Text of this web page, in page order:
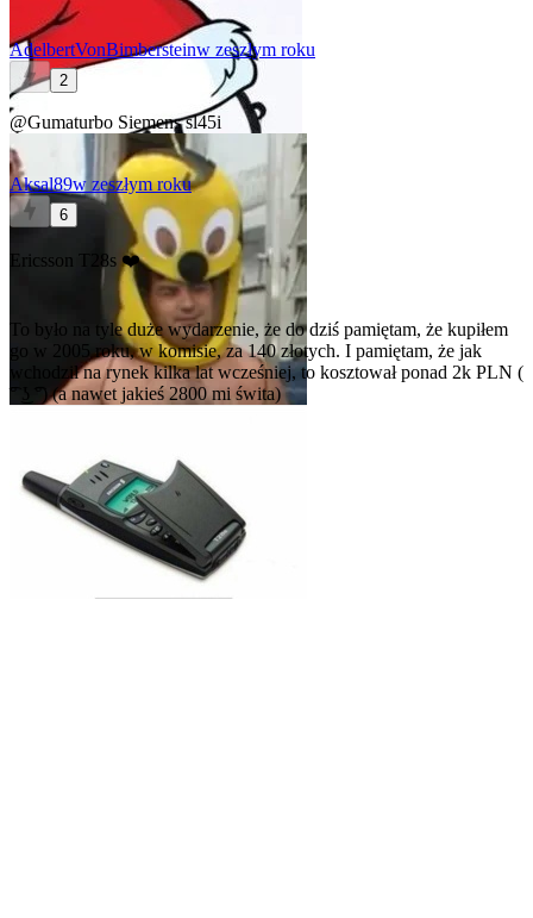
AdelbertVonBimbersteinw zeszłym roku
2
@Gumaturbo Siemens sl45i
Aksal89w zeszłym roku
6
Ericsson T28s ❤️
To było na tyle duże wydarzenie, że do dziś pamiętam, że kupiłem
go w 2005 roku, w komisie, za 140 złotych. I pamiętam, że jak
wchodził na rynek kilka lat wcześniej, to kosztował ponad 2k PLN (
͡° ͜ʖ ͡°) (a nawet jakieś 2800 mi świta)